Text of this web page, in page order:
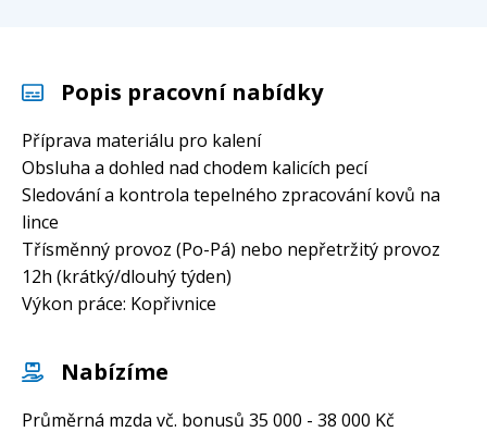
Popis pracovní nabídky
Příprava materiálu pro kalení
Obsluha a dohled nad chodem kalicích pecí
Sledování a kontrola tepelného zpracování kovů na
lince
Třísměnný provoz (Po-Pá) nebo nepřetržitý provoz
12h (krátký/dlouhý týden)
Výkon práce: Kopřivnice
Nabízíme
Průměrná mzda vč. bonusů 35 000 - 38 000 Kč